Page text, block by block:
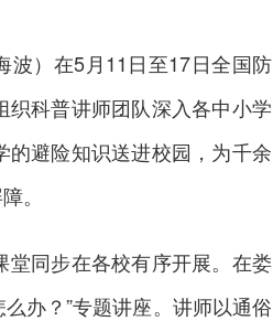
波）在5月11日至17日全国防
科普讲师团队深入各中小学
避险知识送进校园，为千余
。
同步在各校有序开展。在娄
办？”专题讲座。讲师以通俗